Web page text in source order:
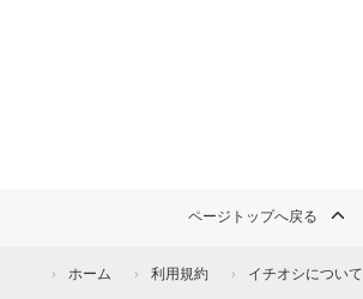
ページトップへ戻る
ホーム 利用規約 イチオシについて